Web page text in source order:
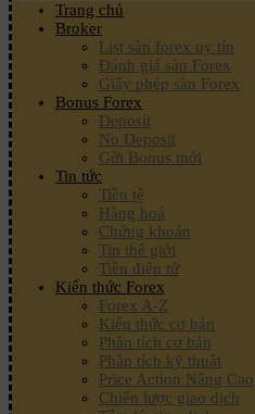
Trang chủ
Broker
List sàn forex uy tín
Đánh giá sàn Forex
Giấy phép sàn Forex
Bonus Forex
Deposit
No Deposit
Gửi Bonus mới
Tin tức
Tiền tệ
Hàng hoá
Chứng khoán
Tin thế giới
Tiền điện tử
Kiến thức Forex
Forex A-Z
Kiến thức cơ bản
Phân tích cơ bản
Phân tích kỹ thuật
Price Action Nâng Cao
Chiến lược giao dịch